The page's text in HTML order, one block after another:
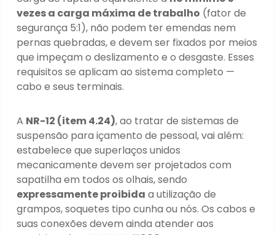
vezes a carga máxima de trabalho (fator de
segurança 5:1), não podem ter emendas nem
pernas quebradas, e devem ser fixados por meios
que impeçam o deslizamento e o desgaste. Esses
requisitos se aplicam ao sistema completo —
cabo e seus terminais.
A NR-12 (item 4.24), ao tratar de sistemas de
suspensão para içamento de pessoal, vai além:
estabelece que superlaços unidos
mecanicamente devem ser projetados com
sapatilha em todos os olhais, sendo
expressamente proibida a utilização de
grampos, soquetes tipo cunha ou nós. Os cabos e
suas conexões devem ainda atender aos